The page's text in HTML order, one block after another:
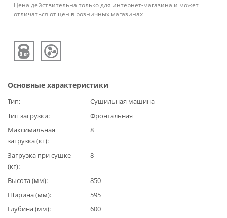
Цена действительна только для интернет-магазина и может
отличаться от цен в розничных магазинах
Основные характеристики
Тип
Сушильная машина
Тип загрузки
Фронтальная
Максимальная
загрузка (кг)
8
Загрузка при сушке
(кг)
8
Высота (мм)
850
Ширина (мм)
595
Глубина (мм)
600